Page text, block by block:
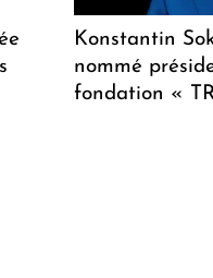
Konstantin
nommé
fondation «